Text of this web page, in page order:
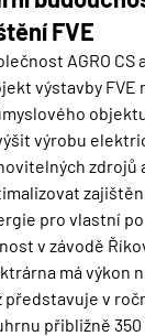
FVE
AGRO CS
výstavby FVE
výrobu
zdrojů
pro vlastní
v závodě
má výkon
představuje v
přibližně 350